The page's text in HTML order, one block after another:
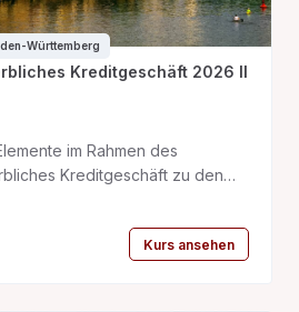
Württemberg
Kreditgeschäft 2026 II
im Rahmen des
Kreditgeschäft zu den
und Kalkulation
Kurs ansehen